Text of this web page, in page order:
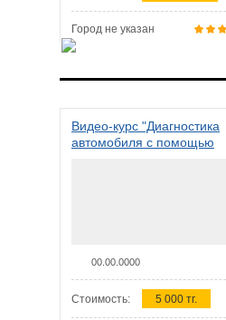
Город не указан
Видео-курс "Диагностика
автомобиля с помощью
00.00.0000
Стоимость: 5 000 тг.